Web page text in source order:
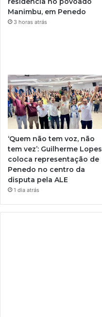
Manimbu, em Penedo
3 horas atrás
‘Quem não tem voz, não
tem vez’: Guilherme Lopes
coloca representação de
Penedo no centro da
disputa pela ALE
1 dia atrás